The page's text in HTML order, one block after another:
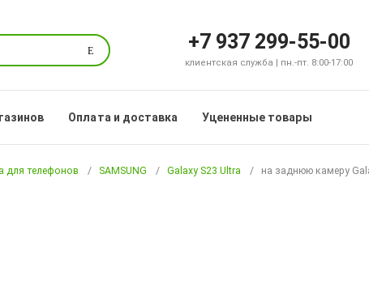
Поиск +7 937 299-55-00
клиентская служба | пн.-пт. 8:00-17:00
Оплата и доставка Уцененные товары
для телефонов SAMSUNG Galaxy S23 Ultra на заднюю камеру